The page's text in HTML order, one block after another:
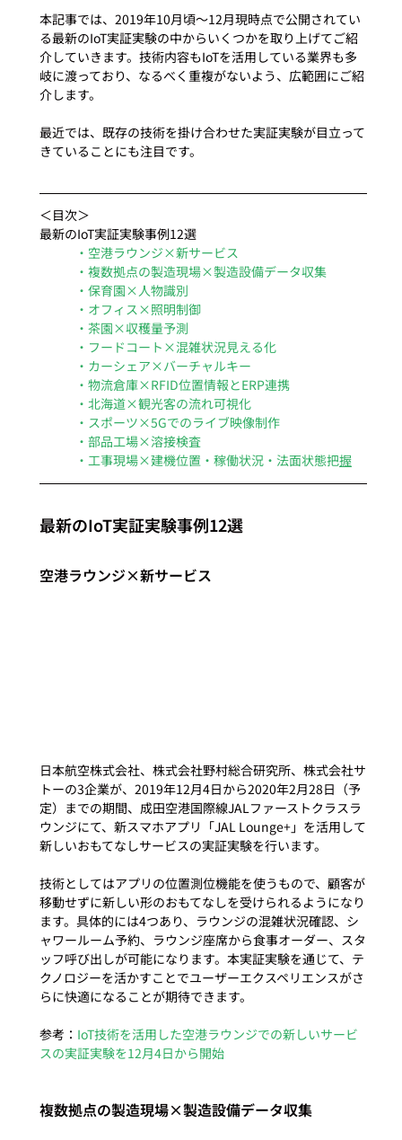
本記事では、2019年10月頃〜12月現時点で公開されてい
る最新のIoT実証実験の中からいくつかを取り上げてご紹
介していきます。技術内容もIoTを活用している業界も多
岐に渡っており、なるべく重複がないよう、広範囲にご紹
介します。
最近では、既存の技術を掛け合わせた実証実験が目立って
きていることにも注目です。
＜目次＞
最新のIoT実証実験事例12選
・空港ラウンジ×新サービス
・複数拠点の製造現場×製造設備データ収集
・保育園×人物識別
・オフィス×照明制御
・茶園×収穫量予測
・フードコート×混雑状況見える化
・カーシェア×バーチャルキー
・物流倉庫×RFID位置情報とERP連携
・北海道×観光客の流れ可視化
・スポーツ×5Gでのライブ映像制作
・部品工場×溶接検査
・工事現場×建機位置・稼働状況・法面状態把握
最新のIoT実証実験事例12選
空港ラウンジ×新サービス
日本航空株式会社、株式会社野村総合研究所、株式会社サ
トーの3企業が、2019年12月4日から2020年2月28日（予
定）までの期間、成田空港国際線JALファーストクラスラ
ウンジにて、新スマホアプリ「JAL Lounge+」を活用して
新しいおもてなしサービスの実証実験を行います。
技術としてはアプリの位置測位機能を使うもので、顧客が
移動せずに新しい形のおもてなしを受けられるようになり
ます。具体的には4つあり、ラウンジの混雑状況確認、シ
ャワールーム予約、ラウンジ座席から食事オーダー、スタ
ッフ呼び出しが可能になります。本実証実験を通じて、テ
クノロジーを活かすことでユーザーエクスペリエンスがさ
らに快適になることが期待できます。
参考： IoT技術を活用した空港ラウンジでの新しいサービ
スの実証実験を12月4日から開始
複数拠点の製造現場×製造設備データ収集